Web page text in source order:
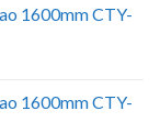
1600mm CTY-
1600mm CTY-